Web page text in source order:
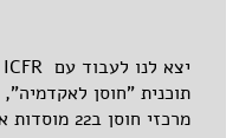
תוכנית "חוסן
מרכזי חוסן ב22